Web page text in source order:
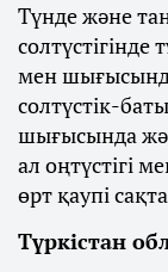
Түнде және
солтүстігінде
мен
солтүстік-
шығысында
ал оңтүстігі
өрт қаупі
Түркістан